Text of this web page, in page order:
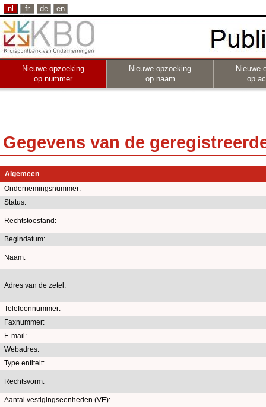
nl fr de en
Nieuwe opzoeking
op nummer
Nieuwe opzoeking
op naam
Nieuwe
op
Gegevens van de
Algemeen
Ondernemingsnummer:
Status:
Rechtstoestand:
Begindatum:
Naam:
Adres van de zetel:
Telefoonnummer:
Faxnummer:
E-mail:
Webadres:
Type entiteit:
Rechtsvorm:
Aantal vestigingseenheden (VE):